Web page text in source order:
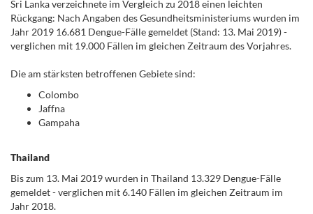
Sri Lanka verzeichnete im Vergleich zu 2018 einen leichten
Rückgang: Nach Angaben des Gesundheitsministeriums wurden im
Jahr 2019 16.681 Dengue-Fälle gemeldet (Stand: 13. Mai 2019) -
verglichen mit 19.000 Fällen im gleichen Zeitraum des Vorjahres.
Die am stärksten betroffenen Gebiete sind:
Colombo
Jaffna
Gampaha
Thailand
Bis zum 13. Mai 2019 wurden in Thailand 13.329 Dengue-Fälle
gemeldet - verglichen mit 6.140 Fällen im gleichen Zeitraum im
Jahr 2018.